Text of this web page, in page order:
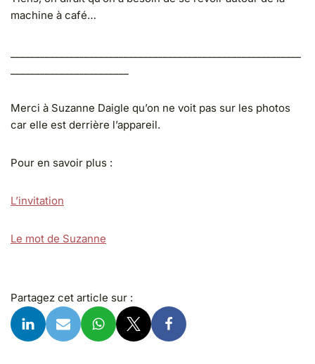
machine à café…
Merci à Suzanne Daigle qu’on ne voit pas sur les photos
car elle est derrière l’appareil.
Pour en savoir plus :
L’invitation
Le mot de Suzanne
Partagez cet article sur :